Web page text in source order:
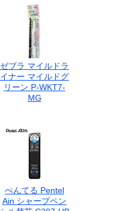
ゼブラ マイルドラ
イナー マイルドグ
リーン P-WKT7-
MG
ぺんてる Pentel
Ain シャープペン